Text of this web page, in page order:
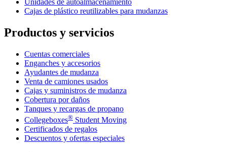
Cajas de plástico reutilizables para mudanzas
Productos y servicios
Cuentas comerciales
Enganches y accesorios
Ayudantes de mudanza
Venta de camiones usados
Cajas y suministros de mudanza
Cobertura por daños
Tanques y recargas de propano
Collegeboxes® Student Moving
Certificados de regalos
Descuentos y ofertas especiales